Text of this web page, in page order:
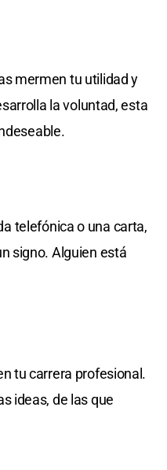
mermen tu utilidad y
la voluntad, esta
telefónica o una carta,
signo. Alguien está
tu carrera profesional.
ideas, de las que